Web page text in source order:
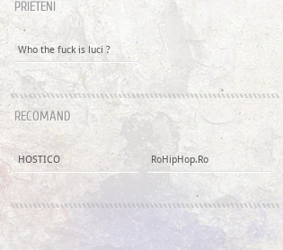
PRIETENI
Who the fuck is luci ?
RECOMAND
HOSTICO RoHipHop.Ro